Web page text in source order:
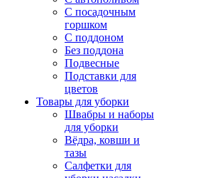
С посадочным
горшком
С поддоном
Без поддона
Подвесные
Подставки для
цветов
Товары для уборки
Швабры и наборы
для уборки
Вёдра, ковши и
тазы
Салфетки для